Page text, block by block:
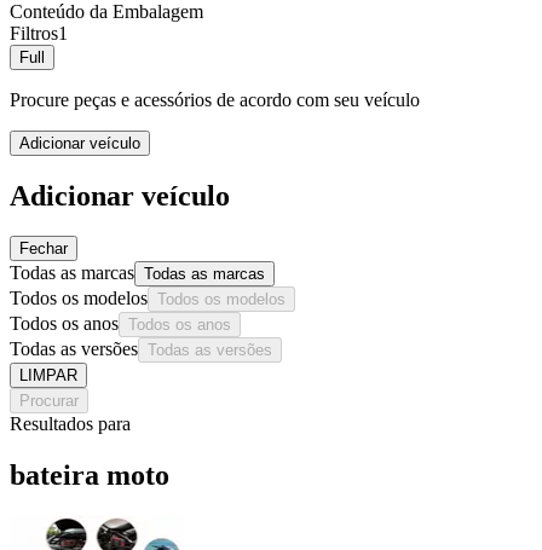
Conteúdo da Embalagem
Filtros1
Full
Procure peças e acessórios de acordo com seu veículo
Adicionar veículo
Adicionar veículo
Fechar
Todas as marcas Todas as marcas
Todos os modelos Todos os modelos
Todos os anos Todos os anos
Todas as versões Todas as versões
LIMPAR
Procurar
Resultados para
bateira moto